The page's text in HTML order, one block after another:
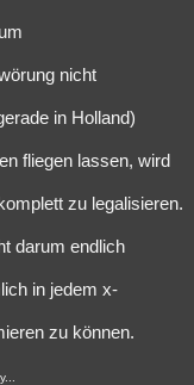
nicht
in Holland)
fliegen lassen, wird
zu legalisieren.
darum endlich
in jedem x-
zu können.